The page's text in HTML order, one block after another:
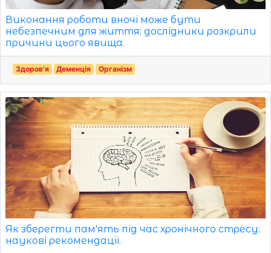
Виконання роботи вночі може бути
небезпечним для життя: дослідники розкрили
причини цього явища.
Здоров'я Деменція Організм
Як зберегти пам'ять під час хронічного стресу:
наукові рекомендації.